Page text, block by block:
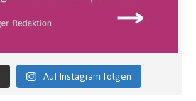
Auf Instagram folgen